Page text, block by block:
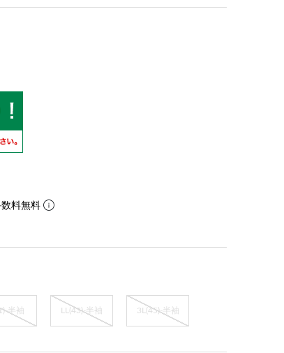
料無料
半袖 LL(43)-半袖 3L(45)-半袖